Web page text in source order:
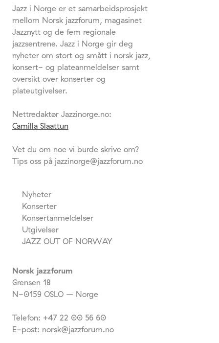
Jazz i Norge er et samarbeidsprosjekt
mellom Norsk jazzforum, magasinet
Jazznytt og de fem regionale
jazzsentrene. Jazz i Norge gir deg
nyheter om stort og smått i norsk jazz,
konsert- og plateanmeldelser samt
oversikt over konserter og
plateutgivelser.
Nettredaktør Jazzinorge.no:
Camilla Slaattun
Vet du om noe vi burde skrive om?
Tips oss på jazzinorge@jazzforum.no
Nyheter
Konserter
Konsertanmeldelser
Utgivelser
JAZZ OUT OF NORWAY
Norsk jazzforum
Grensen 18
N-0159 OSLO – Norge
Telefon: +47 22 00 56 60
E-post: norsk@jazzforum.no